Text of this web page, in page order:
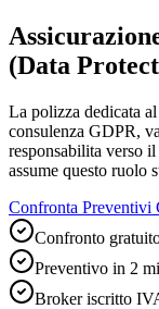
(Data
La polizza dedicata
consulenza GDPR,
responsabilita verso
assume questo ruolo
Confronta Preventivi
Confronto
Preventivo in 2
Broker iscritto